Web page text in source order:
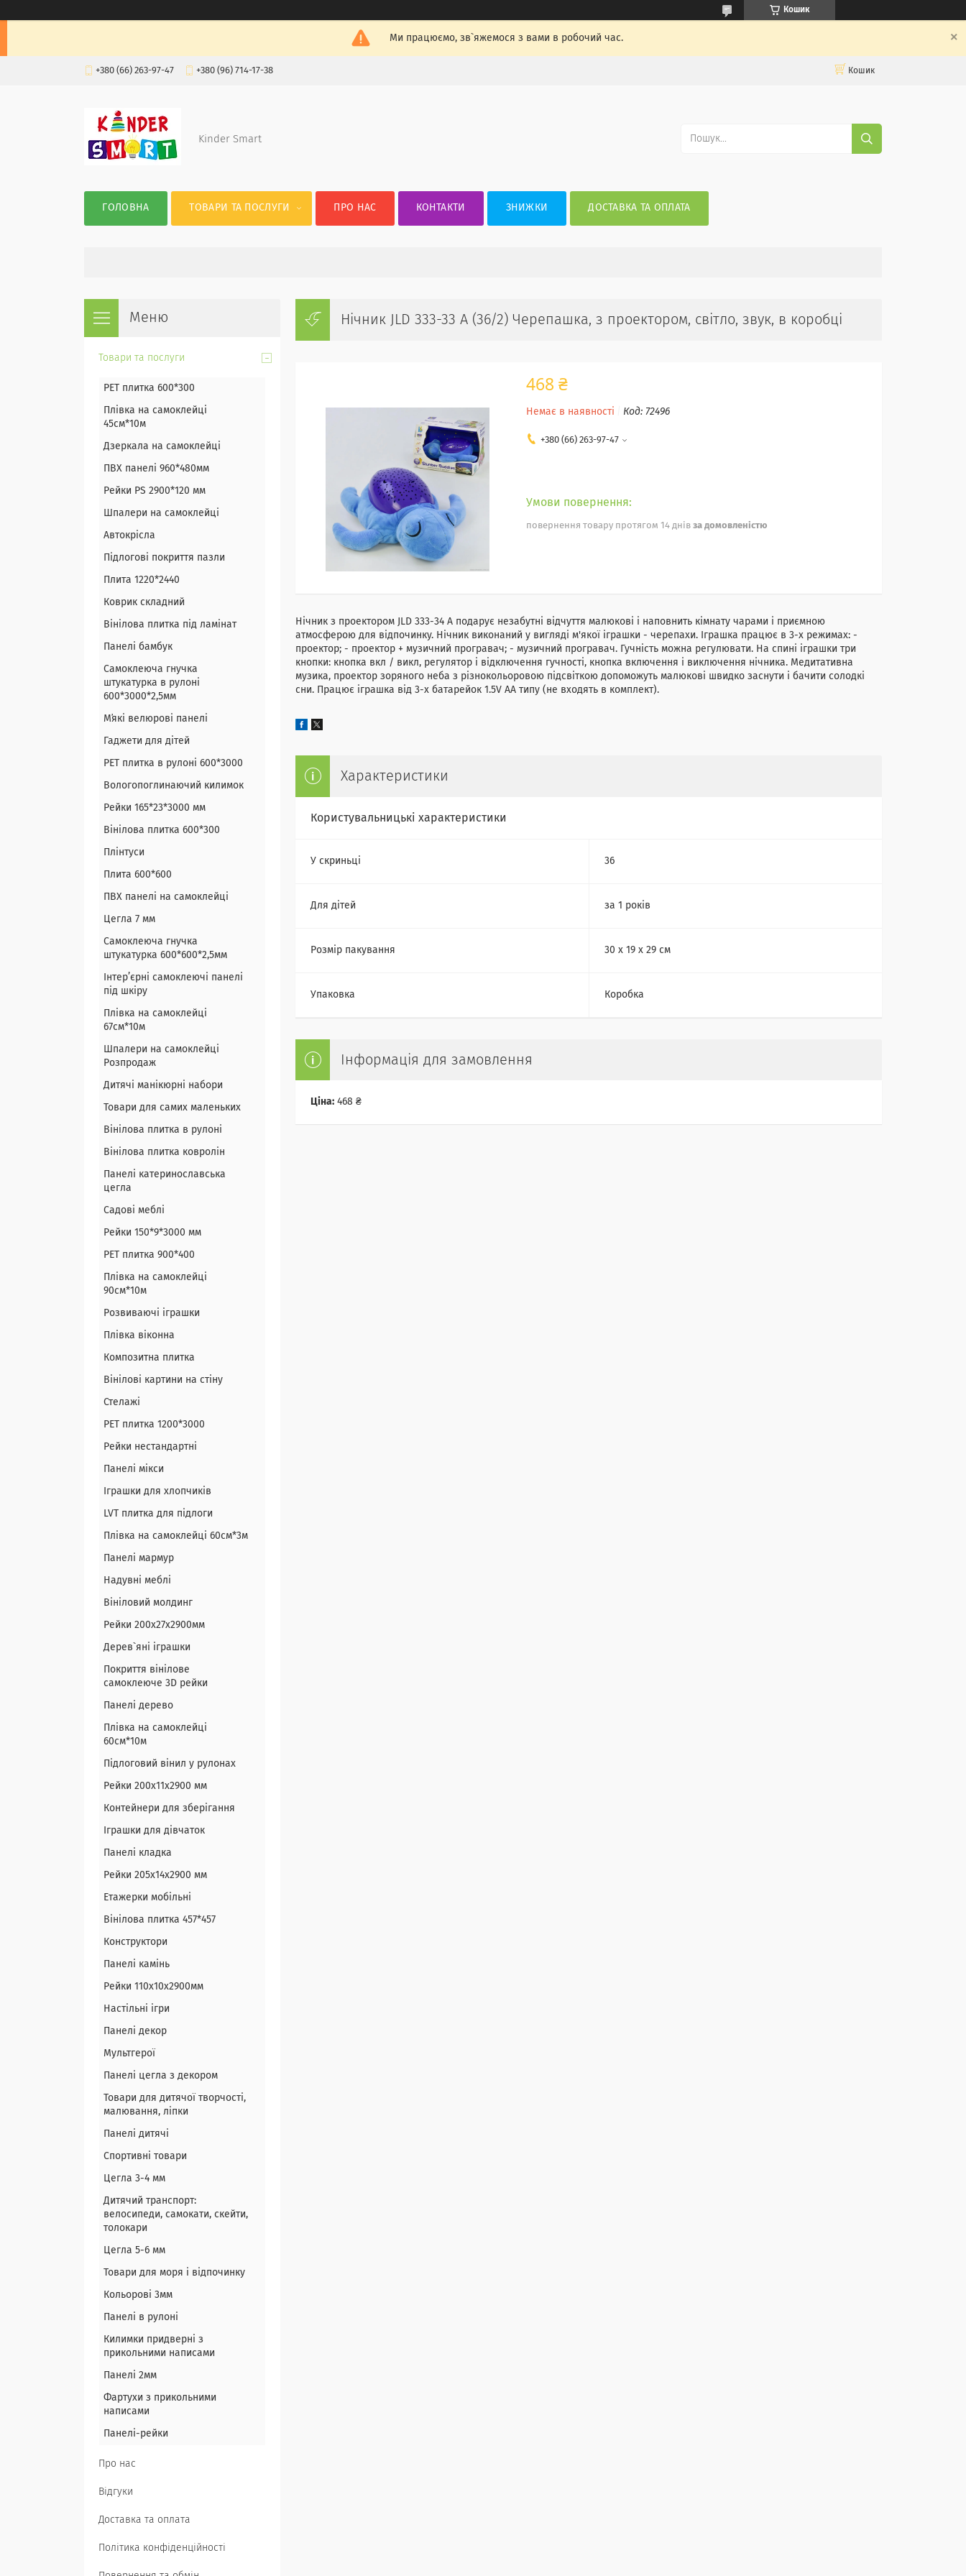
Кошик
Ми працюємо, зв`яжемося з вами в робочий час.
+380 (66) 263-97-47 +380 (96) 714-17-38 Кошик
Kinder Smart
ГОЛОВНА ТОВАРИ ТА ПОСЛУГИ ПРО НАС КОНТАКТИ ЗНИЖКИ ДОСТАВКА ТА ОПЛАТА
Нічник JLD 333-33 A (36/2) Черепашка, з проектором, світло, звук, в коробці
468 ₴
Немає в наявності Код: 72496
+380 (66) 263-97-47
повернення товару протягом 14 днів за домовленістю
Нічник з проектором JLD 333-34 A подарує незабутні відчуття малюкові і наповнить кімнату чарами і приємною
атмосферою для відпочинку. Нічник виконаний у вигляді м'якої іграшки - черепахи. Іграшка працює в 3-х режимах: -
проектор; - проектор + музичний програвач; - музичний програвач. Гучність можна регулювати. На спині іграшки три
кнопки: кнопка вкл / викл, регулятор і відключення гучності, кнопка включення і виключення нічника. Медитативна
музика, проектор зоряного неба з різнокольоровою підсвіткою допоможуть малюкові швидко заснути і бачити солодкі
сни. Працює іграшка від 3-х батарейок 1.5V АА типу (не входять в комплект).
Характеристики
Користувальницькі характеристики
У скриньці 36
Для дітей за 1 років
Розмір пакування 30 х 19 х 29 см
Упаковка Коробка
Інформація для замовлення
Ціна: 468 ₴
Товари та послуги
PET плитка 600*300
Плівка на самоклейці
45см*10м
Дзеркала на самоклейці
ПВХ панелі 960*480мм
Рейки PS 2900*120 мм
Шпалери на самоклейці
Автокрісла
Підлогові покриття пазли
Плита 1220*2440
Коврик складний
Вінілова плитка під ламінат
Панелі бамбук
Самоклеюча гнучка
штукатурка в рулоні
600*3000*2,5мм
Мʼякі велюрові панелі
Гаджети для дітей
PET плитка в рулоні 600*3000
Вологопоглинаючий килимок
Рейки 165*23*3000 мм
Вінілова плитка 600*300
Плінтуси
Плита 600*600
ПВХ панелі на самоклейці
Цегла 7 мм
Самоклеюча гнучка
штукатурка 600*600*2,5мм
Інтер’єрні самоклеючі панелі
під шкіру
Плівка на самоклейці
67см*10м
Шпалери на самоклейці
Розпродаж
Дитячі манікюрні набори
Товари для самих маленьких
Вінілова плитка в рулоні
Вінілова плитка ковролін
Панелі катеринославська
цегла
Садові меблі
Рейки 150*9*3000 мм
PET плитка 900*400
Плівка на самоклейці
90см*10м
Розвиваючі іграшки
Плівка віконна
Композитна плитка
Вінілові картини на стіну
Стелажі
PЕT плитка 1200*3000
Рейки нестандартні
Панелі мікси
Іграшки для хлопчиків
LVT плитка для підлоги
Плівка на самоклейці 60см*3м
Панелі мармур
Надувні меблі
Вініловий молдинг
Рейки 200х27х2900мм
Дерев`яні іграшки
Покриття вінілове
самоклеюче 3D рейки
Панелі дерево
Плівка на самоклейці
60см*10м
Підлоговий вінил у рулонах
Рейки 200х11х2900 мм
Контейнери для зберігання
Іграшки для дівчаток
Панелі кладка
Рейки 205х14х2900 мм
Етажерки мобільні
Вінілова плитка 457*457
Конструктори
Панелі камінь
Рейки 110х10х2900мм
Настільні ігри
Панелі декор
Мультгерої
Панелі цегла з декором
Товари для дитячої творчості,
малювання, ліпки
Панелі дитячі
Спортивні товари
Цегла 3-4 мм
Дитячий транспорт:
велосипеди, самокати, скейти,
толокари
Цегла 5-6 мм
Товари для моря і відпочинку
Кольорові 3мм
Панелі в рулоні
Килимки придверні з
прикольними написами
Панелі 2мм
Фартухи з прикольними
написами
Панелі-рейки
Про нас
Відгуки
Доставка та оплата
Політика конфіденційності